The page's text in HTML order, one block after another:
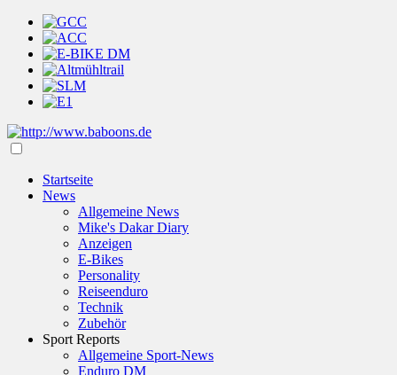
Startseite
News
Allgemeine News
Mike's Dakar Diary
Anzeigen
E-Bikes
Personality
Reiseenduro
Technik
Zubehör
Sport Reports
Allgemeine Sport-News
Enduro DM